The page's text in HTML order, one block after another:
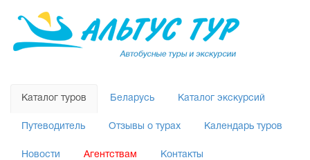
Каталог туров Беларусь Каталог экскурсий
Путеводитель Отзывы о турах Календарь туров
Новости Агентствам Контакты